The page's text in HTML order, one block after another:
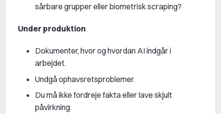
sårbare grupper eller biometrisk scraping?
Under produktion
Dokumenter, hvor og hvordan AI indgår i
arbejdet.
Undgå ophavsretsproblemer.
Du må ikke fordreje fakta eller lave skjult
påvirkning.